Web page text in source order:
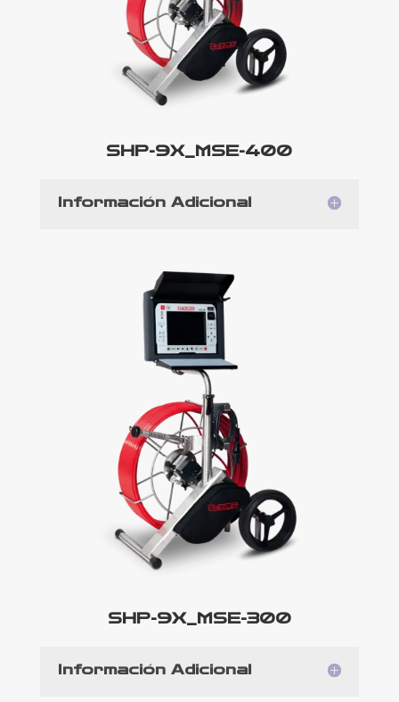
SHP-9X_MSE-400
Información Adicional
SHP-9X_MSE-300
Información Adicional